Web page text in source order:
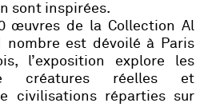
sont inspirées.
œuvres de la Collection Al
nombre est dévoilé à Paris
l’exposition explore les
créatures réelles et
civilisations réparties sur